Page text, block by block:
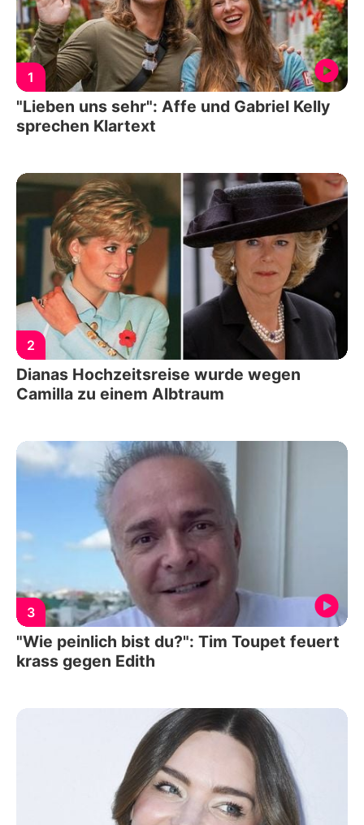
1
"Lieben uns sehr": Affe und Gabriel Kelly
sprechen Klartext
2
Dianas Hochzeitsreise wurde wegen
Camilla zu einem Albtraum
3
"Wie peinlich bist du?": Tim Toupet feuert
krass gegen Edith